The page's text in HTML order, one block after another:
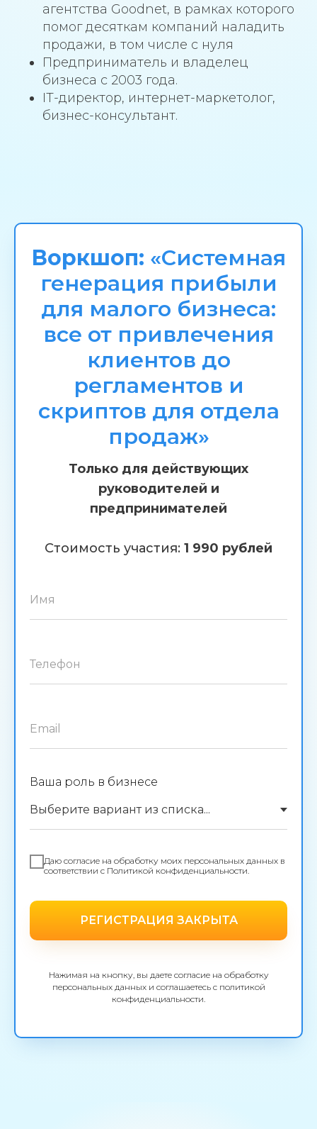
агентства Goodnet, в рамках которого
помог десяткам компаний наладить
продажи, в том числе с нуля
Предприниматель и владелец
бизнеса с 2003 года.
IТ-директор, интернет-маркетолог,
бизнес-консультант.
Воркшоп: «Системная
генерация прибыли
для малого бизнеса:
все от привлечения
клиентов до
регламентов и
скриптов для отдела
продаж»
Только для действующих
руководителей и
предпринимателей
Стоимость участия: 1 990 рублей
Ваша роль в бизнесе
Даю согласие на обработку моих персональных данных в
соответствии с Политикой конфиденциальности.
РЕГИСТРАЦИЯ ЗАКРЫТА
Нажимая на кнопку, вы даете согласие на обработку
персональных данных и соглашаетесь c политикой
конфиденциальности.